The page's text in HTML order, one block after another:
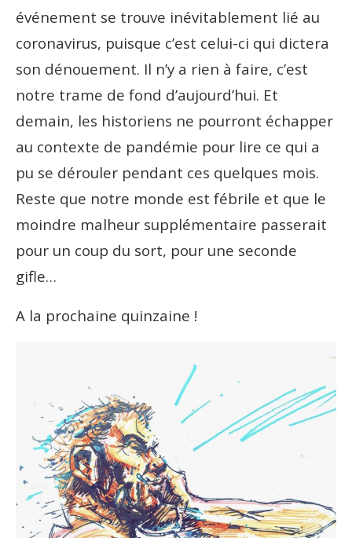
événement se trouve inévitablement lié au
coronavirus, puisque c’est celui-ci qui dictera
son dénouement. Il n’y a rien à faire, c’est
notre trame de fond d’aujourd’hui. Et
demain, les historiens ne pourront échapper
au contexte de pandémie pour lire ce qui a
pu se dérouler pendant ces quelques mois.
Reste que notre monde est fébrile et que le
moindre malheur supplémentaire passerait
pour un coup du sort, pour une seconde
gifle…
A la prochaine quinzaine !